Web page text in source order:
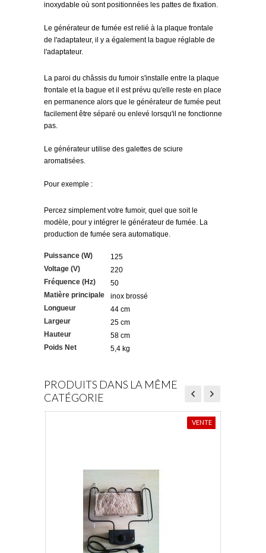
inoxydable où sont positionnées les pattes de fixation.
Le générateur de fumée est relié à la plaque frontale
de l'adaptateur, il y a également la bague réglable de
l'adaptateur.
La paroi du châssis du fumoir s'installe entre la plaque
frontale et la bague et il est prévu qu'elle reste en place
en permanence alors que le générateur de fumée peut
facilement être séparé ou enlevé lorsqu'il ne fonctionne
pas.
Le générateur utilise des galettes de sciure
aromatisées.
Pour exemple :
Percez simplement votre fumoir, quel que soit le
modèle, pour y intégrer le générateur de fumée. La
production de fumée sera automatique.
Puissance (W)
125
Voltage (V)
220
Fréquence (Hz)
50
Matière principale
inox brossé
Longueur
44 cm
Largeur
25 cm
Hauteur
58 cm
Poids Net
5,4 kg
PRODUITS DANS LA MÊME
CATÉGORIE
VENTE